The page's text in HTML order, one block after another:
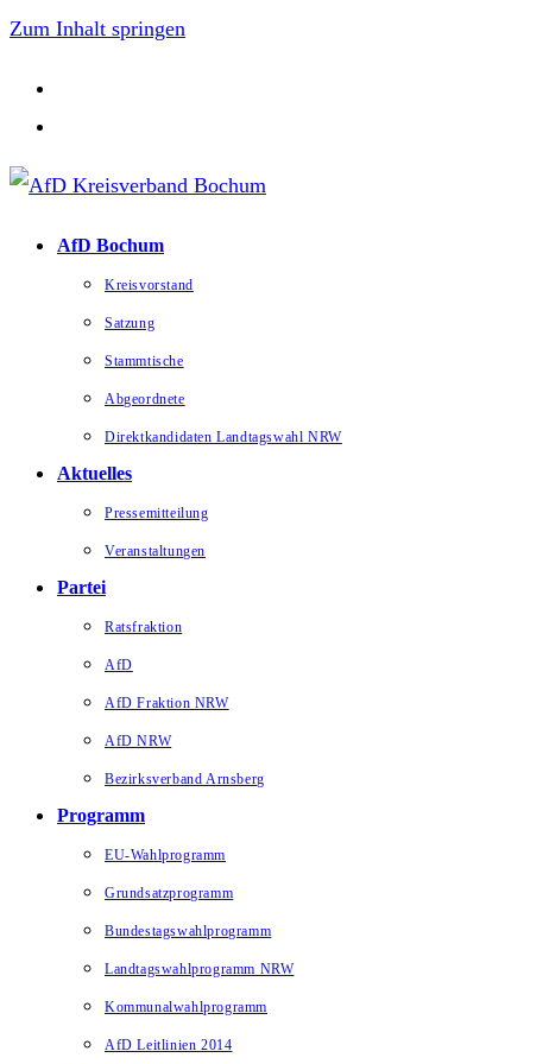
Zum Inhalt springen
AfD Bochum
Kreisvorstand
Satzung
Stammtische
Abgeordnete
Direktkandidaten Landtagswahl NRW
Aktuelles
Pressemitteilung
Veranstaltungen
Partei
Ratsfraktion
AfD
AfD Fraktion NRW
AfD NRW
Bezirksverband Arnsberg
Programm
EU-Wahlprogramm
Grundsatzprogramm
Bundestagswahlprogramm
Landtagswahlprogramm NRW
Kommunalwahlprogramm
AfD Leitlinien 2014